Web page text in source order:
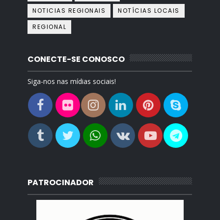
NOTICIAS REGIONAIS
NOTÍCIAS LOCAIS
REGIONAL
CONECTE-SE CONOSCO
Siga-nos nas mídias sociais!
PATROCINADOR